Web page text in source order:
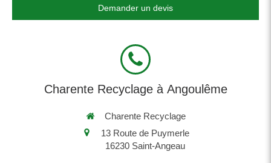
Demander un devis
Charente Recyclage à Angoulême
Charente Recyclage
13 Route de Puymerle
16230 Saint-Angeau